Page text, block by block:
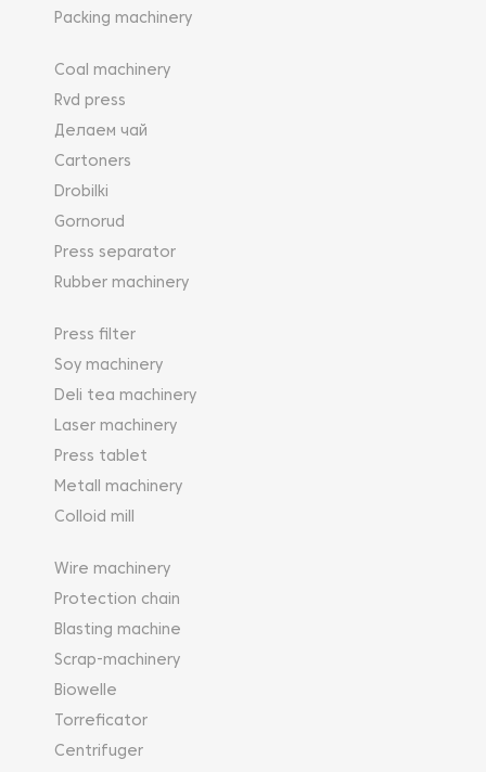
Packing machinery
Coal machinery
Rvd press
Делаем чай
Cartoners
Drobilki
Gornorud
Press separator
Rubber machinery
Press filter
Soy machinery
Deli tea machinery
Laser machinery
Press tablet
Metall machinery
Colloid mill
Wire machinery
Protection chain
Blasting machine
Scrap-machinery
Biowelle
Torreficator
Centrifuger